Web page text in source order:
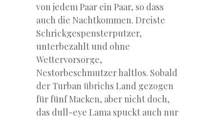
von jedem Paar ein Paar, so dass
auch die Nachtkommen. Dreiste
Schrickgespensterputzer,
unterbezahlt und ohne
Wettervorsorge,
Nestorbeschmutzer haltlos. Sobald
der Turban übrichs Land gezogen
für fünf Macken, aber nicht doch,
das dull-eye Lama spuckt auch nur